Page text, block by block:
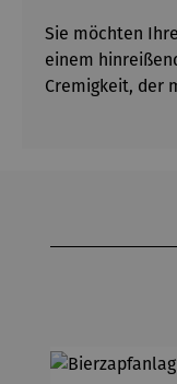
Sie möchten
einem
Cremigkeit, der